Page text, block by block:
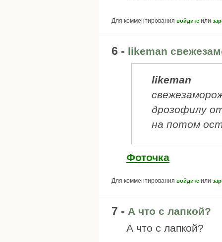
Для комментирования войдите или
6 - likeman
likeman
дрозофилу
на потом
Фоточка
Для комментирования войдите или
7 - А что с лапкой?
А что с лапкой?